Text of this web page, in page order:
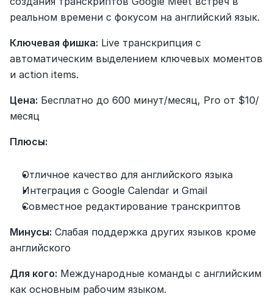
реальном времени с фокусом на английский язык.
Ключевая фишка: Live транскрипция с
автоматическим выделением ключевых моментов
и action items.
Цена: Бесплатно до 600 минут/месяц, Pro от $10/
месяц
Плюсы:
Отличное качество для английского языка
Интеграция с Google Calendar и Gmail
Совместное редактирование транскриптов
Минусы: Слабая поддержка других языков кроме
английского
Для кого: Международные команды с английским
как основным рабочим языком.